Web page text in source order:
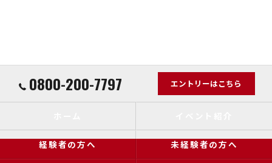
0800-200-7797 エントリーはこちら
経験者の方へ 未経験者の方へ